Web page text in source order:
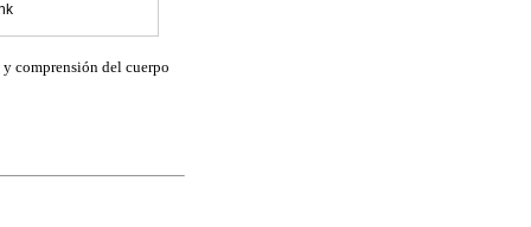
comprensión del cuerpo